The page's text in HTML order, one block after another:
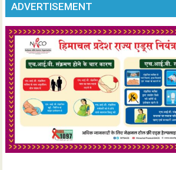
ADVERTISEMENT